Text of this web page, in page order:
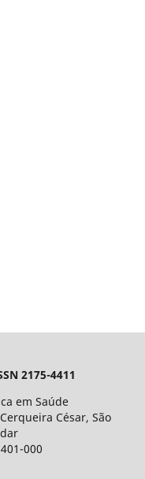
2175-4411
em Saúde
César, São
000